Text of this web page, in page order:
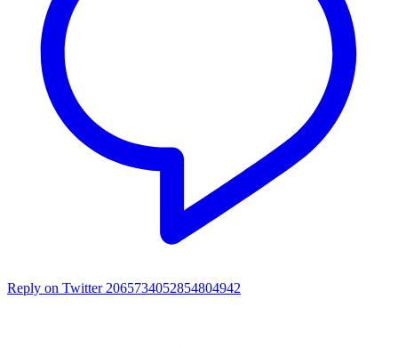
Reply on Twitter 2065734052854804942